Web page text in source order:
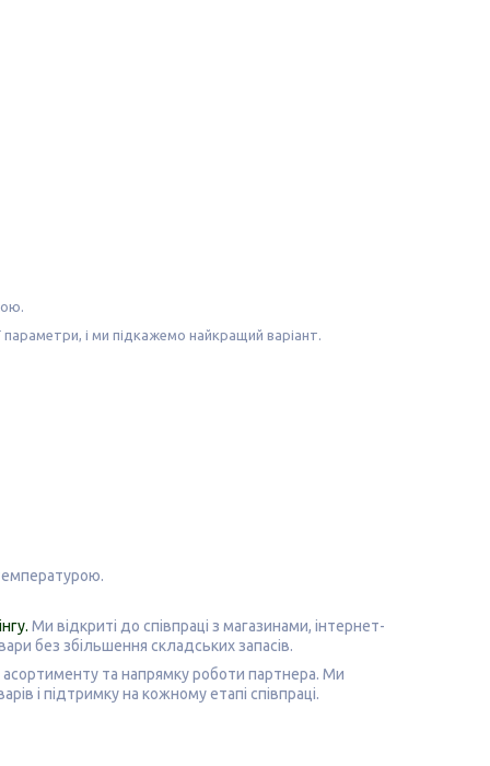
.
параметри, і ми підкажемо найкращий варіант.
. Ми відкриті до співпраці з магазинами, інтернет-
без збільшення складських запасів.
асортименту та напрямку роботи партнера. Ми
і підтримку на кожному етапі співпраці.